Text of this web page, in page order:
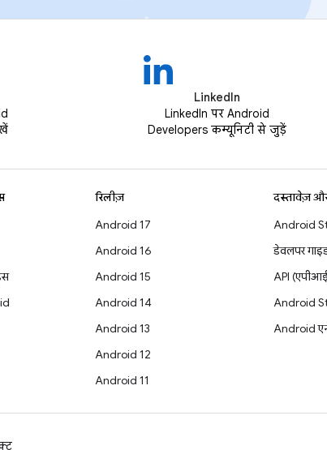
LinkedIn
LinkedIn पर Android
Developers कम्यूनिटी से जुड़ें
रिलीज़
Android 17
Android 16
Android 15
Android 14
Android 13
Android 12
Android 11
दस्तावेज़
Android
डेवलपर
API
Android
Android